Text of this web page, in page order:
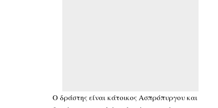
Ο δράστης είναι κάτοικος Ασπρόπυργου και